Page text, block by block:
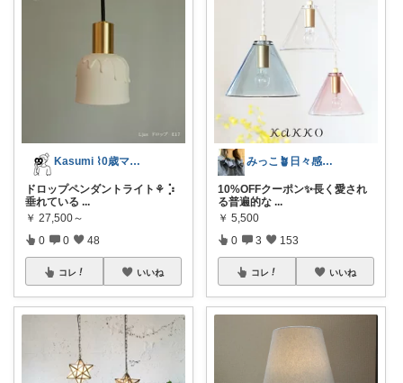
Kasumi ⌇0歳ママの暮らし𖠿⸝
ドロップペンダントライト⚘ ⡱
垂れている ...
￥ 27,500～
0 0 48
コレ いいね
みっこ🪴日々感謝🌷いいね上限🙏
10%OFFクーポン✨長く愛され
る普遍的な ...
￥ 5,500
0 3 153
コレ いいね